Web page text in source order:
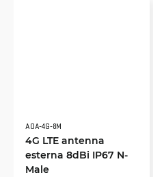
AOA-4G-8M
4G LTE antenna
esterna 8dBi IP67 N-
Male